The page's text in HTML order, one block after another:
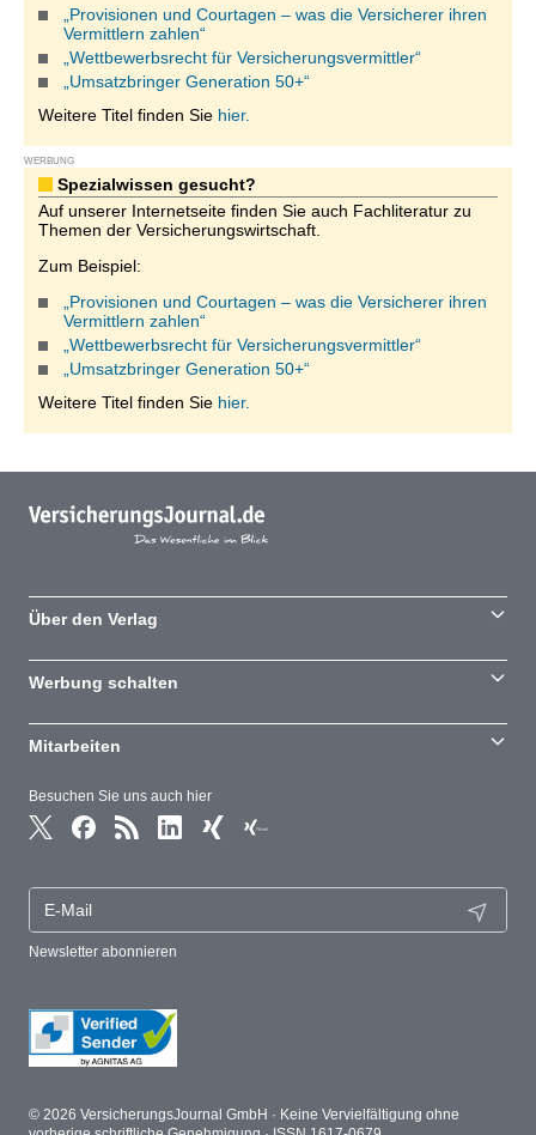
„Provisionen und Courtagen – was die Versicherer ihren
Vermittlern zahlen“
„Wettbewerbsrecht für Versicherungsvermittler“
„Umsatzbringer Generation 50+“
Weitere Titel finden Sie hier.
WERBUNG
Spezialwissen gesucht?
Auf unserer Internetseite finden Sie auch Fachliteratur zu
Themen der Versicherungswirtschaft.
Zum Beispiel:
„Provisionen und Courtagen – was die Versicherer ihren
Vermittlern zahlen“
„Wettbewerbsrecht für Versicherungsvermittler“
„Umsatzbringer Generation 50+“
Weitere Titel finden Sie hier.
Besuchen Sie uns auch hier
Newsletter abonnieren
Über den Verlag
Werbung schalten
Mitarbeiten
© 2026 VersicherungsJournal GmbH · Keine Vervielfältigung ohne